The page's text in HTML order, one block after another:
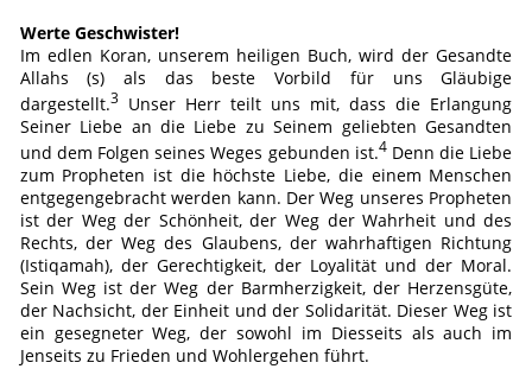
Werte Geschwister!
Im edlen Koran, unserem heiligen Buch, wird der Gesandte
Allahs (s) als das beste Vorbild für uns Gläubige
dargestellt.3Unser Herr teilt uns mit, dass die Erlangung
Seiner Liebe an die Liebe zu Seinem geliebten Gesandten
und dem Folgen seines Weges gebunden ist.4Denn die Liebe
zum Propheten ist die höchste Liebe, die einem Menschen
entgegengebracht werden kann. Der Weg unseres Propheten
ist der Weg der Schönheit, der Weg der Wahrheit und des
Rechts, der Weg des Glaubens, der wahrhaftigen Richtung
(Istiqamah), der Gerechtigkeit, der Loyalität und der Moral.
Sein Weg ist der Weg der Barmherzigkeit, der Herzensgüte,
der Nachsicht, der Einheit und der Solidarität. Dieser Weg ist
ein gesegneter Weg, der sowohl im Diesseits als auch im
Jenseits zu Frieden und Wohlergehen führt.